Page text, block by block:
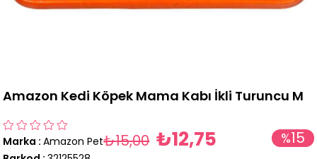
Amazon Kedi Köpek Mama Kabı İkli Turuncu M
Marka : Amazon Pet %15
₺15,00 ₺12,75